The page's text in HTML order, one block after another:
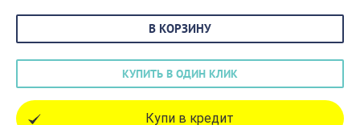
В КОРЗИНУ
КУПИТЬ В ОДИН КЛИК
Купи в кредит